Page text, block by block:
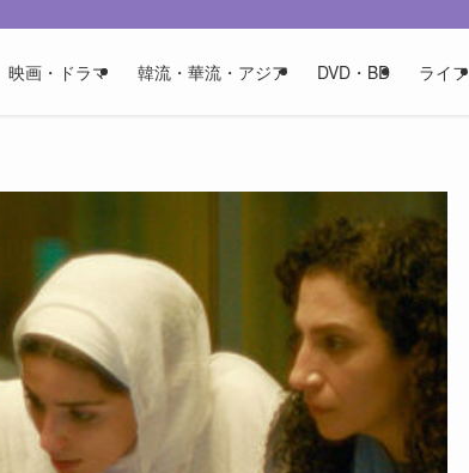
映画・ドラマ 韓流・華流・アジア DVD・BD ライフ